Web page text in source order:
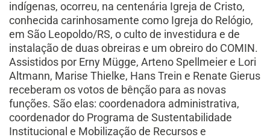
indígenas, ocorreu, na centenária Igreja de Cristo,
conhecida carinhosamente como Igreja do Relógio,
em São Leopoldo/RS, o culto de investidura e de
instalação de duas obreiras e um obreiro do COMIN.
Assistidos por Erny Mügge, Arteno Spellmeier e Lori
Altmann, Marise Thielke, Hans Trein e Renate Gierus
receberam os votos de bênção para as novas
funções. São elas: coordenadora administrativa,
coordenador do Programa de Sustentabilidade
Institucional e Mobilização de Recursos e